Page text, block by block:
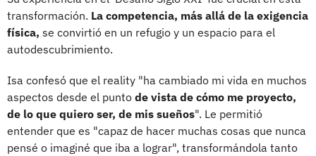
transformación. La competencia, más allá de la exigencia
física, se convirtió en un refugio y un espacio para el
autodescubrimiento.
Isa confesó que el reality "ha cambiado mi vida en muchos
aspectos desde el punto de vista de cómo me proyecto,
de lo que quiero ser, de mis sueños". Le permitió
entender que es "capaz de hacer muchas cosas que nunca
pensé o imaginé que iba a lograr", transformándola tanto